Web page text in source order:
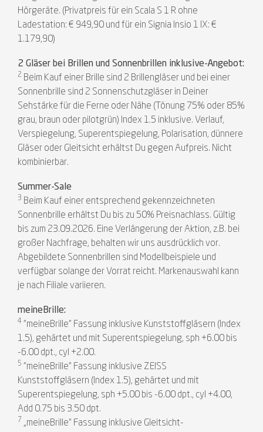
Hörgeräte. (Privatpreis für ein Scala S 1 R ohne
Ladestation: € 949,90 und für ein Signia Insio 1 IX: €
1.179,90)
2 Gläser bei Brillen und Sonnenbrillen inklusive-Angebot:
2 Beim Kauf einer Brille sind 2 Brillengläser und bei einer
Sonnenbrille sind 2 Sonnenschutzgläser in Deiner
Sehstärke für die Ferne oder Nähe (Tönung 75% oder 85%
grau, braun oder pilotgrün) Index 1.5 inklusive. Verlauf,
Verspiegelung, Superentspiegelung, Polarisation, dünnere
Gläser oder Gleitsicht erhältst Du gegen Aufpreis. Nicht
kombinierbar.
Summer-Sale
3 Beim Kauf einer entsprechend gekennzeichneten
Sonnenbrille erhältst Du bis zu 50% Preisnachlass. Gültig
bis zum 23.09.2026. Eine Verlängerung der Aktion, z.B. bei
großer Nachfrage, behalten wir uns ausdrücklich vor.
Abgebildete Sonnenbrillen sind Modellbeispiele und
verfügbar solange der Vorrat reicht. Markenauswahl kann
je nach Filiale variieren.
meineBrille:
4 "meineBrille" Fassung inklusive Kunststoffgläsern (Index
1.5), gehärtet und mit Superentspiegelung, sph +6.00 bis
-6.00 dpt., cyl +2.00.
5 "meineBrille" Fassung inklusive ZEISS
Kunststoffgläsern (Index 1.5), gehärtet und mit
Superentspiegelung, sph +5.00 bis -6.00 dpt., cyl +4.00,
Add 0.75 bis 3.50 dpt.
7 „meineBrille“ Fassung inklusive Gleitsicht-